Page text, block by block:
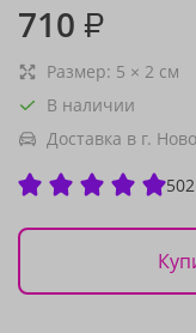
710 ₽
Размер: 5 × 2 см
В наличии
Доставка в г.